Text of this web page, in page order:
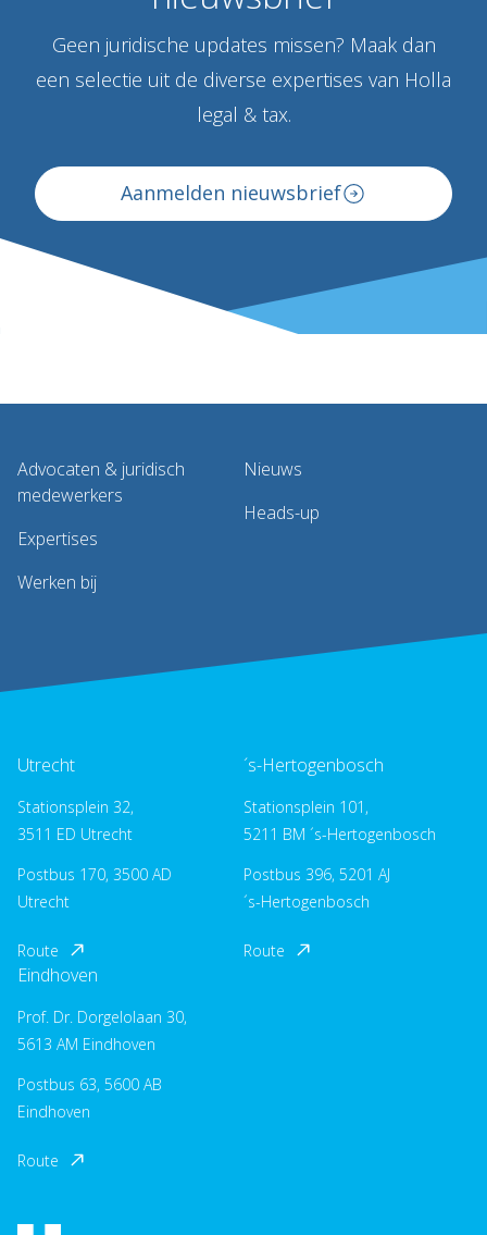
Geen juridische updates missen? Maak dan
een selectie uit de diverse expertises van Holla
legal & tax.
Aanmelden nieuwsbrief
Advocaten & juridisch
medewerkers
Expertises
Werken bij
Nieuws
Heads-up
Utrecht
Stationsplein 32,
3511 ED Utrecht
Postbus 170, 3500 AD
Utrecht
Route
´s-Hertogenbosch
Stationsplein 101,
5211 BM ´s-Hertogenbosch
Postbus 396, 5201 AJ
´s-Hertogenbosch
Route
Eindhoven
Prof. Dr. Dorgelolaan 30,
5613 AM Eindhoven
Postbus 63, 5600 AB
Eindhoven
Route